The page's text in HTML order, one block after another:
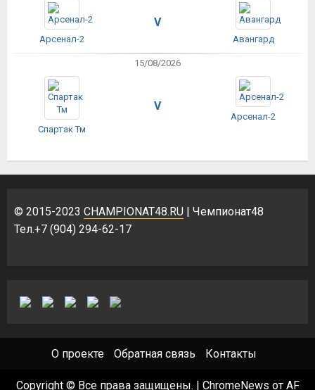
Арсенал-2
V
Авангард
15/08/2026
Спартак Тм
V
Арсенал-2
© 2015-2023 CHAMPIONAT48.RU | Чемпионат48
Тел.+7 (904) 294-62-17
О проекте Обратная связь Контакты
Copyright © Все права защищены. ChromeNews от AF